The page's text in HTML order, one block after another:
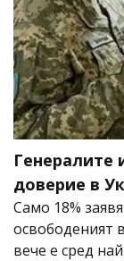
Генералите
доверие в
Само 18%
освободеният
вече е сред